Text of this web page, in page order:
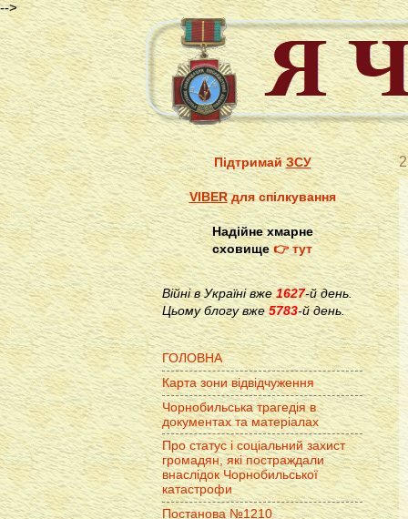
-->
ПідтримайЗСУ
VIBERдля спілкування
Надійне хмарне
сховище👉 тут
Війні в Україні вже1627-й день.
Цьому блогу вже 5783-й день.
ГОЛОВНА
Карта зони відвідчуження
Чорнобильська трагедія в
документах та матеріалах
Про статус і соціальний захист
громадян, які постраждали
внаслідок Чорнобильської
катастрофи
Постанова №1210